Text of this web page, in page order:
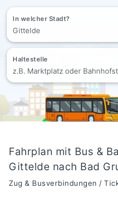
In welcher Stadt?
Gittelde
Haltestelle
z.B. Marktplatz oder
Fahrplan mit Bus &
Gittelde nach Bad
Zug & Busverbindungen /